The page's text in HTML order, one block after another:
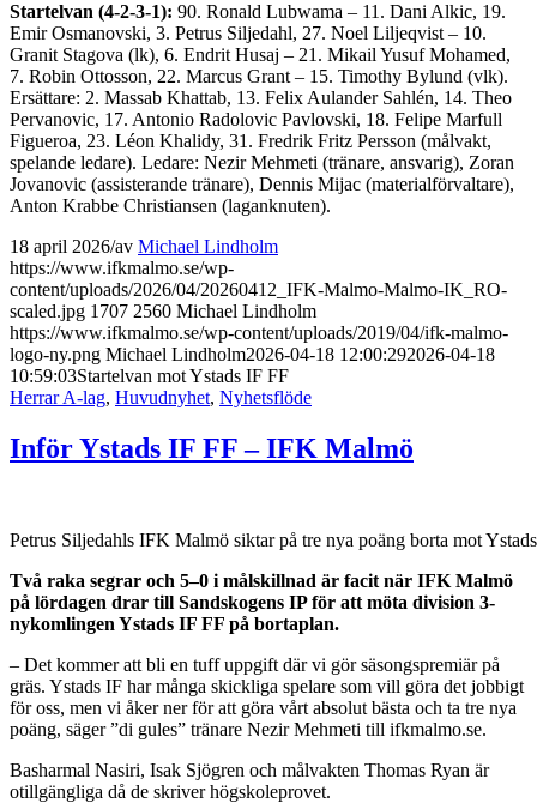
Startelvan (4-2-3-1): 90. Ronald Lubwama – 11. Dani Alkic, 19.
Emir Osmanovski, 3. Petrus Siljedahl, 27. Noel Liljeqvist – 10.
Granit Stagova (lk), 6. Endrit Husaj – 21. Mikail Yusuf Mohamed,
7. Robin Ottosson, 22. Marcus Grant – 15. Timothy Bylund (vlk).
Ersättare: 2. Massab Khattab, 13. Felix Aulander Sahlén, 14. Theo
Pervanovic, 17. Antonio Radolovic Pavlovski, 18. Felipe Marfull
Figueroa, 23. Léon Khalidy, 31. Fredrik Fritz Persson (målvakt,
spelande ledare). Ledare: Nezir Mehmeti (tränare, ansvarig), Zoran
Jovanovic (assisterande tränare), Dennis Mijac (materialförvaltare),
Anton Krabbe Christiansen (laganknuten).
18 april 2026/av Michael Lindholm
https://www.ifkmalmo.se/wp-
content/uploads/2026/04/20260412_IFK-Malmo-Malmo-IK_RO-
scaled.jpg 1707 2560 Michael Lindholm
https://www.ifkmalmo.se/wp-content/uploads/2019/04/ifk-malmo-
logo-ny.png Michael Lindholm2026-04-18 12:00:292026-04-18
10:59:03Startelvan mot Ystads IF FF
Herrar A-lag, Huvudnyhet, Nyhetsflöde
Inför Ystads IF FF – IFK Malmö
Petrus Siljedahls IFK Malmö siktar på tre nya poäng borta mot
Två raka segrar och 5–0 i målskillnad är facit när IFK Malmö
på lördagen drar till Sandskogens IP för att möta division 3-
nykomlingen Ystads IF FF på bortaplan.
– Det kommer att bli en tuff uppgift där vi gör säsongspremiär på
gräs. Ystads IF har många skickliga spelare som vill göra det jobbigt
för oss, men vi åker ner för att göra vårt absolut bästa och ta tre nya
poäng, säger ”di gules” tränare Nezir Mehmeti till ifkmalmo.se.
Basharmal Nasiri, Isak Sjögren och målvakten Thomas Ryan är
otillgängliga då de skriver högskoleprovet.